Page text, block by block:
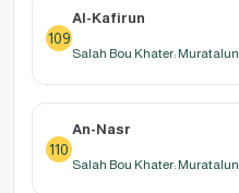
109
Al-Kafirun
Salah Bou Khater: Muratalun
110
An-Nasr
Salah Bou Khater: Muratalun